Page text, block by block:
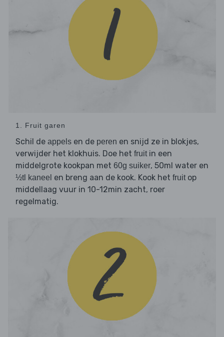
1. Fruit garen
Schil de appels en de peren en snijd ze in blokjes,
verwijder het klokhuis. Doe het fruit in een
middelgrote kookpan met 60g suiker, 50ml water en
½tl kaneel en breng aan de kook. Kook het fruit op
middellaag vuur in 10-12min zacht, roer
regelmatig.